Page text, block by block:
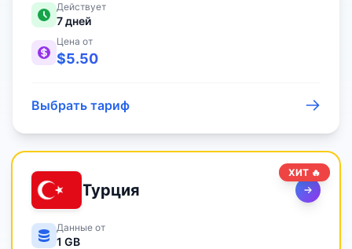
Действует
7дней
Цена от
$5.50
Выбрать тариф
ХИТ 🔥
Турция
Данные от
1 GB